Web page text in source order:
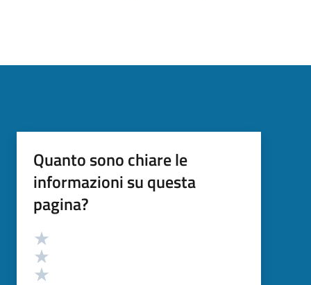
Quanto sono chiare le
informazioni su questa
pagina?
Valutazione